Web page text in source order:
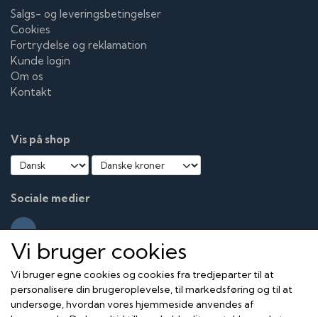
Salgs- og leveringsbetingelser
Cookies
Fortrydelse og reklamation
Kunde login
Om os
Kontakt
Vis på shop
Sociale medier
Vi bruger cookies
Vi bruger egne cookies og cookies fra tredjeparter til at
personalisere din brugeroplevelse, til markedsføring og til at
undersøge, hvordan vores hjemmeside anvendes af